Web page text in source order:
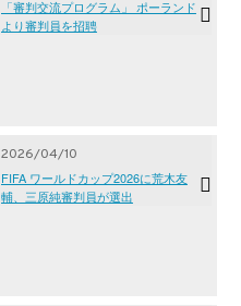
「審判交流プログラム」 ポーランド
より審判員を招聘
2026/04/10
FIFA ワールドカップ2026に荒木友
輔、三原純審判員が選出